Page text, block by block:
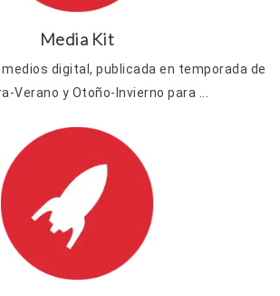
Media Kit
medios digital, publicada en temporada de
Verano y Otoño-Invierno para ...